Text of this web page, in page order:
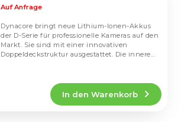
Auf Anfrage
In den Warenkorb
Dynacore bringt neue Lithium-Ionen-Akkus
der D-Serie für professionelle Kameras auf den
Markt. Sie sind mit einer innovativen
Doppeldeckstruktur ausgestattet. Die innere...